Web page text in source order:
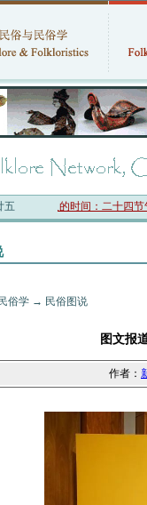
五时间：二十四节气知识体系
俗学→ 民俗图说
图文报
作者：